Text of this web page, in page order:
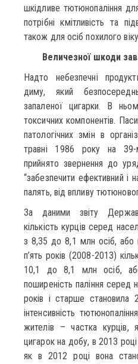
шкідливе тютюнопаління
потрібні кмітливість та
також для осіб похилого
Величезної шкоди
Надто небезпечні
диму, який
запаленої цигарки. В
токсичних компонентів.
патологічних змін в
травні 1986 року на
прийнято звернення до
“забезпечити ефективний і
палять, від впливу
За даними звіту
кількість курців серед
з 8,35 до 8,1 млн осіб, або
п’ять років (2008-2013)
10,1 до 8,1 млн осіб,
поширеність паління серед
років і старше становила
інтенсивність
жителів – частка курців,
цигарок на добу, в 2013
як в 2012 році вона